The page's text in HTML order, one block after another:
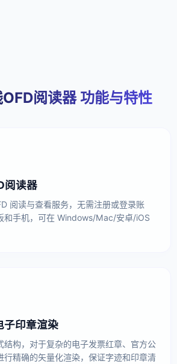
阅读器 功能与特性
阅读器
阅读与查看服务，无需注册或登录账
和手机，可在 Windows/Mac/安卓/iOS
子印章渲染
结构，对于复杂的电子发票红章、官方公
行精确的矢量化渲染，保证字迹和印章清